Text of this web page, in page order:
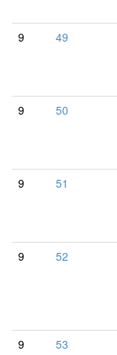
9 49
9 50
9 51
9 52
9 53